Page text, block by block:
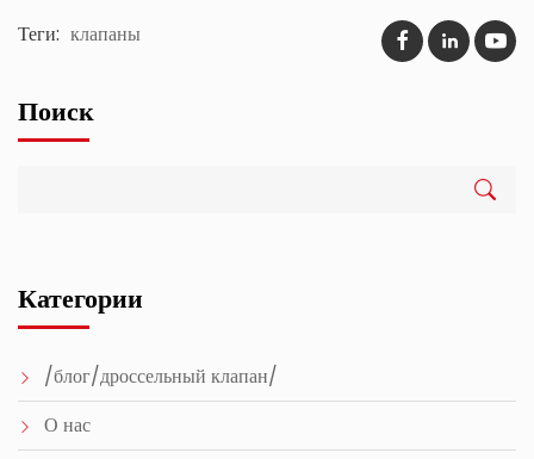
Теги: клапаны
Поиск
Категории
/блог/дроссельный клапан/
О нас